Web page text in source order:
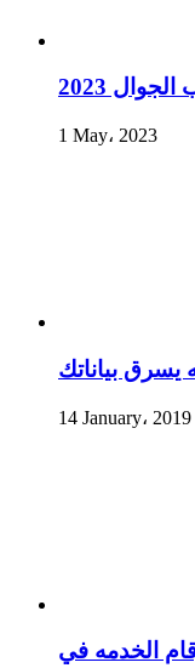
1 May، 2023
يسرق بياناتك
14 January، 2019
الخدمه في